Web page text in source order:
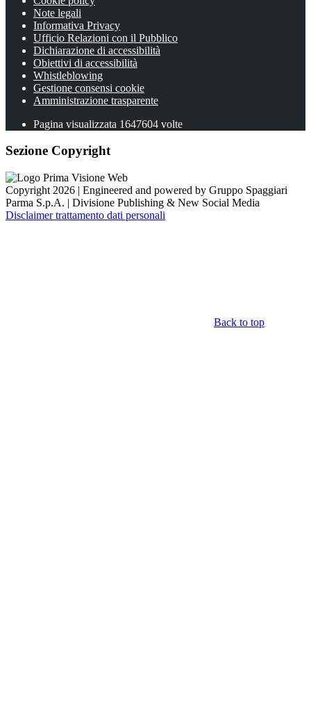
Note legali
Informativa Privacy
Ufficio Relazioni con il Pubblico
Dichiarazione di accessibilità
Obiettivi di accessibilità
Whistleblowing
Gestione consensi cookie
Amministrazione trasparente
Pagina visualizzata 1647604 volte
Sezione Copyright
Copyright 2026 | Engineered and powered by Gruppo Spaggiari
Parma S.p.A. | Divisione Publishing & New Social Media
Disclaimer trattamento dati personali
Back to top